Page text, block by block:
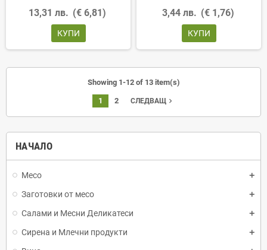
НАЧАЛО
Месо
Заготовки от месо
Салами и Месни Деликатеси
Сирена и Млечни продукти
13,31 лв. (€ 6,81)
КУПИ
3,44 лв. (€ 1,76)
КУПИ
Showing 1-12 of 13 item(s)
1 2 СЛЕДВАЩ navigate_next